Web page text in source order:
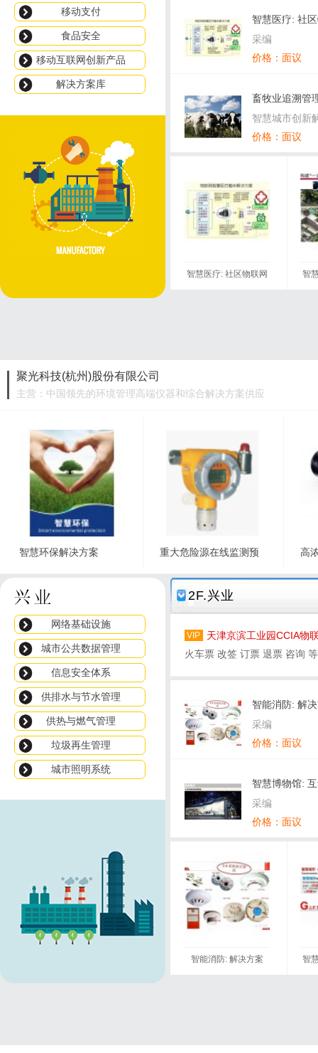
移动支付
食品安全
移动互联网创新产品
解决方案库
智慧医疗: 社
方案
采编
价格：面议
畜牧业追溯管
智慧城市创新
价格：面议
智慧医疗: 社区物联网 智
聚光科技(杭州)股份有限公司
主营：中国领先的环境管理高端仪器和综合解决方案供应
智慧环保解决方案 重大危险源在线监测预
立即询价
高
网络基础设施
城市公共数据管理
信息安全体系
供排水与节水管理
供热与燃气管理
垃圾再生管理
城市照明系统
2F.兴业
VIP
天津京滨工业园CCIA物
业园
火车票 改签 订票 退票 咨询
智能消防: 解
采编
价格：面议
智慧博物馆:
方案(ppt)
采编
价格：面议
智能消防: 解决方案 智